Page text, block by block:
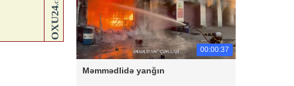
00:00:37
Məmmədlidə yanğın